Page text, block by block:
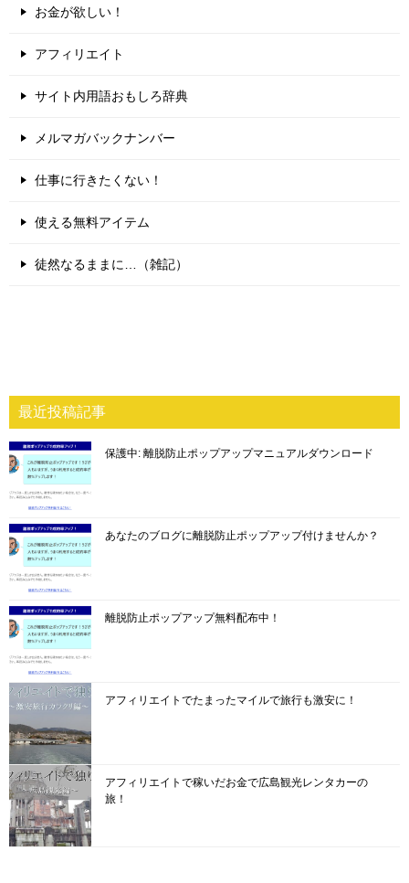
お金が欲しい！
アフィリエイト
サイト内用語おもしろ辞典
メルマガバックナンバー
仕事に行きたくない！
使える無料アイテム
徒然なるままに…（雑記）
最近投稿記事
保護中: 離脱防止ポップアップマニュアルダウンロード
あなたのブログに離脱防止ポップアップ付けませんか？
離脱防止ポップアップ無料配布中！
アフィリエイトでたまったマイルで旅行も激安に！
アフィリエイトで稼いだお金で広島観光レンタカーの
旅！